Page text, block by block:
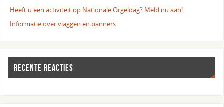
Heeft u een activiteit op Nationale Orgeldag? Meld nu aan!
Informatie over vlaggen en banners
RECENTE REACTIES